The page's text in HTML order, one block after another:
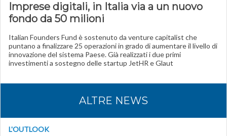
Imprese digitali, in Italia via a un nuovo
fondo da 50 milioni
Italian Founders Fund è sostenuto da venture capitalist che
puntano a finalizzare 25 operazioni in grado di aumentare il livello di
innovazione del sistema Paese. Già realizzati i due primi
investimenti a sostegno delle startup JetHR e Glaut
ALTRE NEWS
L'OUTLOOK